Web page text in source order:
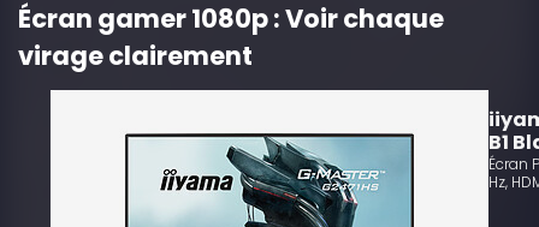
Écran gamer 1080p : Voir chaque
virage clairement
B1
Écran
Hz,